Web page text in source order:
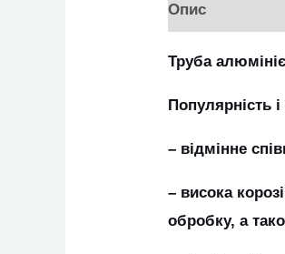
Опис
Труба
Популярність
– відмінне
– висока
обробку, а